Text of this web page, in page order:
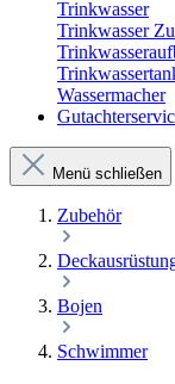
Trinkwasser
Trinkwasser
Wassermacher
Menü schließen
Zubehör
Bojen
Schwimmer